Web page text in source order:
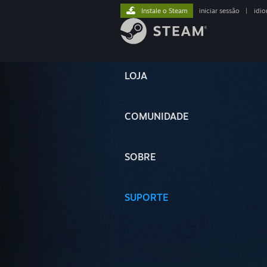
LOJA
COMUNIDADE
SOBRE
SUPORTE
Instale o Steam iniciar sessão